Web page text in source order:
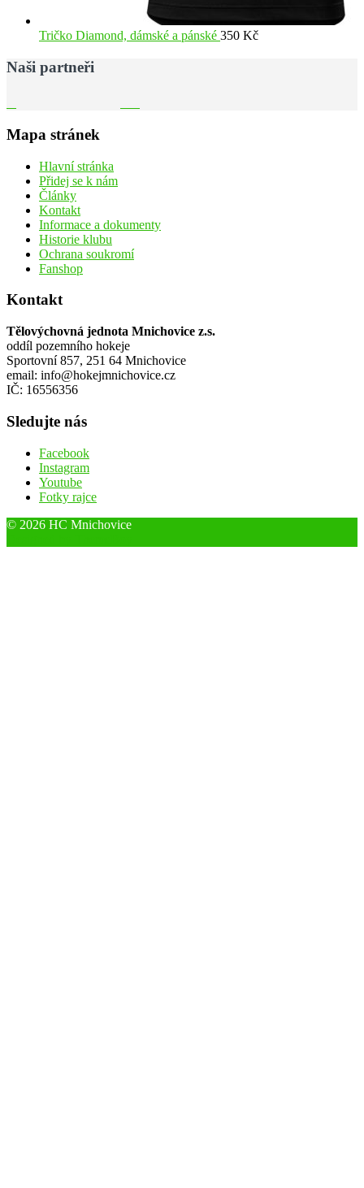
Tričko Diamond, dámské a pánské 350 Kč
Naši partneři
Mapa stránek
Hlavní stránka
Přidej se k nám
Články
Kontakt
Informace a dokumenty
Historie klubu
Ochrana soukromí
Fanshop
Kontakt
Tělovýchovná jednota Mnichovice z.s.
oddíl pozemního hokeje
Sportovní 857, 251 64 Mnichovice
email: info@hokejmnichovice.cz
IČ: 16556356
Sledujte nás
Facebook
Instagram
Youtube
Fotky rajce
© 2026 HC Mnichovice